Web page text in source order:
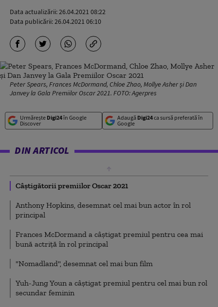
Data actualizării:26.04.2021 08:22
Data publicării:26.04.2021 06:10
Peter Spears, Frances McDormand, Chloe Zhao, Mollye Asher și Dan
Janvey la Gala Premiilor Oscar 2021. FOTO: Agerpres
Urmărește Digi24în Google
Discover
Adaugă Digi24ca sursă preferată în
Google
DIN ARTICOL
Câștigătorii premiilor Oscar 2021
Anthony Hopkins, desemnat cel mai bun actor în rol
principal
Frances McDormand a câştigat premiul pentru cea mai
bună actriţă în rol principal
"Nomadland", desemnat cel mai bun film
Yuh-Jung Youn a câştigat premiul pentru cel mai bun rol
secundar feminin